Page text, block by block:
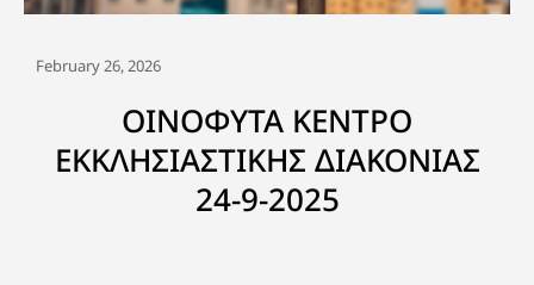
February 26, 2026
ΟΙΝΟΦΥΤΑ ΚΕΝΤΡΟ
ΕΚΚΛΗΣΙΑΣΤΙΚΗΣ ΔΙΑΚΟΝΙΑΣ
24-9-2025